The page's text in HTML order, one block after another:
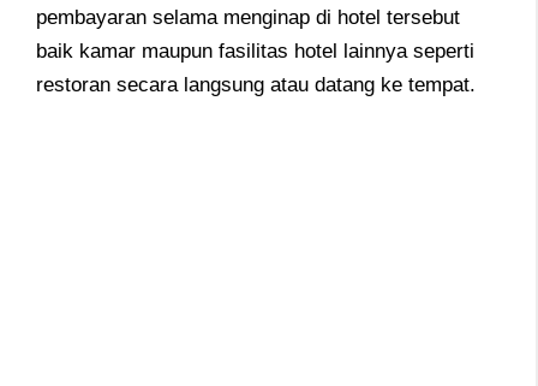
pembayaran selama menginap di hotel tersebut
baik kamar maupun fasilitas hotel lainnya seperti
restoran secara langsung atau datang ke tempat.